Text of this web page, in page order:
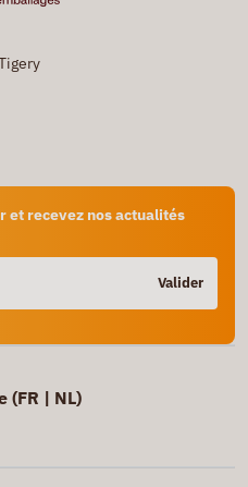
et recevez nos actualités
Valider
(FR | NL)